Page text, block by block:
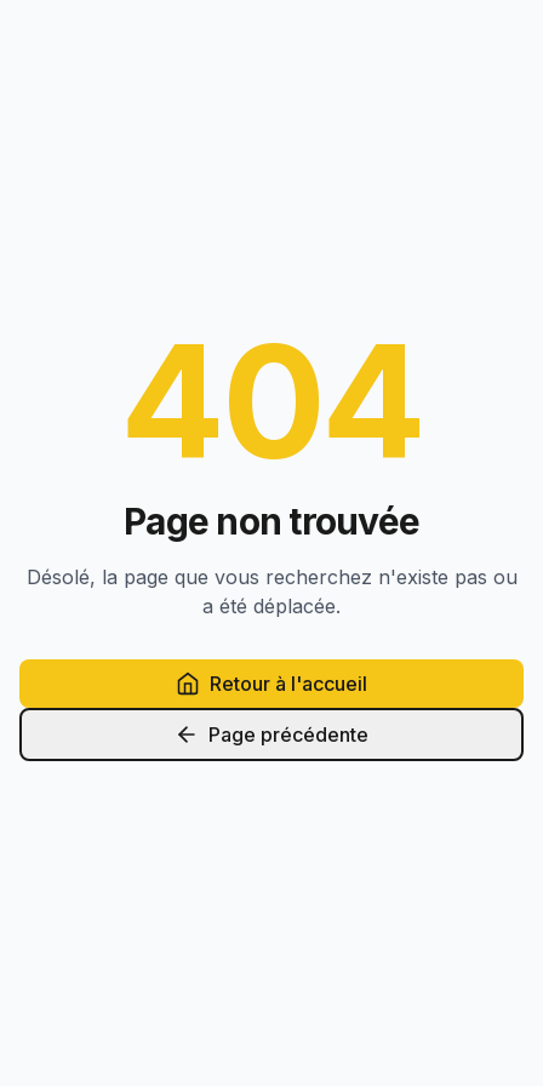
404
Page non trouvée
Désolé, la page que vous recherchez n'existe pas ou
a été déplacée.
Retour à l'accueil
Page précédente